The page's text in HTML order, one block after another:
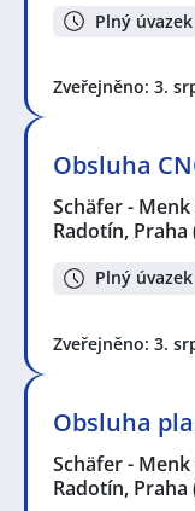
Plný úvazek
Zveřejněno: 3.
Obsluha
Schäfer - Menk
Radotín, Praha
Plný úvazek
Zveřejněno: 3.
Obsluha
Schäfer - Menk
Radotín, Praha